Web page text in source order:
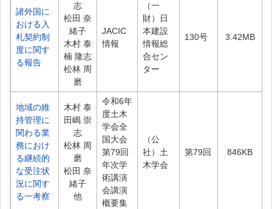
諸外国に
おける入
札契約制
度に関す
る報告
志
松田 奈
緒子
木村 泰
楠 隆志
松林 周
磨
JACIC
情報
（一
財）日
本建設
情報総
合セン
ター
130号 3.42MB
地域の維
持管理に
関わる業
務におけ
る継続的
な受注状
況に関す
る一考察
木村 泰
田嶋 崇
志
松林 周
磨
松田 奈
緒子
他
令和6年
度土木
学会全
国大会
第79回
年次学
術講演
会講演
概要集
（公
社）土
木学会
第79回 846KB